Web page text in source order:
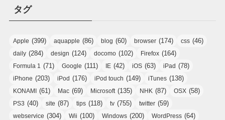
タグ
Apple (399) aquapple (86) blog (60) browser (174) css (46)
daily (284) design (124) docomo (102) Firefox (164)
Formula 1 (71) Google (111) IE (42) iOS (63) iPad (78)
iPhone (203) iPod (176) iPod touch (149) iTunes (138)
KONAMI (61) Mac (69) Microsoft (135) NHK (87) OSX (58)
PS3 (40) site (87) tips (118) tv (755) twitter (59)
webservice (304) Wii (100) Windows (200) WordPress (64)